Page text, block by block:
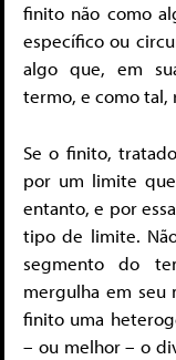
finito não como
específico ou
algo que, em
termo, e como tal,
Se o finito,
por um limite
entanto, e por
tipo de limite.
segmento do
mergulha em seu
finito uma
– ou melhor – o